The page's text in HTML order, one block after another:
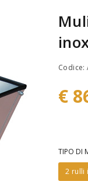
Codice:
€
TIPO DI
2 rulli